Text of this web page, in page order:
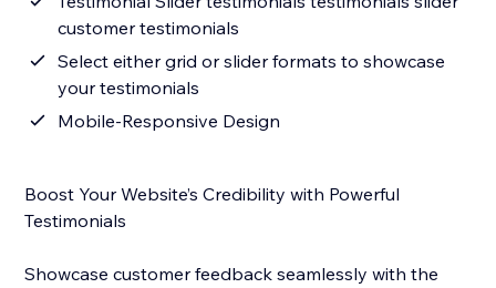
customer testimonials
Select either grid or slider formats to showcase
your testimonials
Mobile-Responsive Design
Boost Your Website’s Credibility with Powerful
Testimonials
Showcase customer feedback seamlessly with the